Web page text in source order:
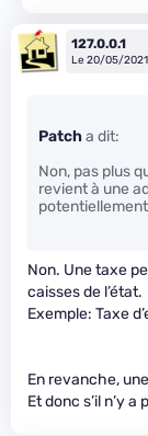
127.0.0.1
Le 20/05/2021
Patcha dit:
Non, pas plus
revient à une
Non. Une taxe
caisses de l’état.
Exemple: Taxe
En revanche,
Et donc s’il n’y